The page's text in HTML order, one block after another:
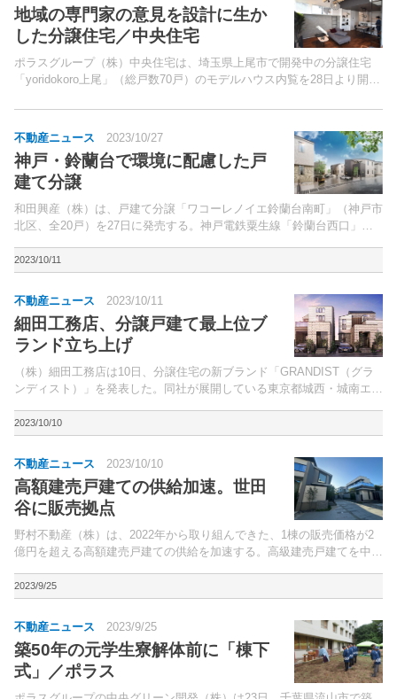
地域の専門家の意見を設計に生か
した分譲住宅／中央住宅
ポラスグループ（株）中央住宅は、埼玉県上尾市で開発中の分譲住宅
「yoridokoro上尾」（総戸数70戸）のモデルハウス内覧を28日より開始
駅より徒歩17分。
不動産ニュース 2023/10/27
神戸・鈴蘭台で環境に配慮した戸
建て分譲
和田興産（株）は、戸建て分譲「ワコーレノイエ鈴蘭台南町」（神戸市
北区、全20戸）を27日に発売する。神戸電鉄粟生線「鈴蘭台西口」駅
2023/10/11
不動産ニュース 2023/10/11
細田工務店、分譲戸建て最上位ブ
ランド立ち上げ
（株）細田工務店は10日、分譲住宅の新ブランド「GRANDIST（グラ
ンディスト）」を発表した。同社が展開している東京都城西・城南エリ
極展開していくという。
2023/10/10
不動産ニュース 2023/10/10
高額建売戸建ての供給加速。世田
谷に販売拠点
野村不動産（株）は、2022年から取り組んできた、1棟の販売価格が2
億円を超える高額建売戸建ての供給を加速する。高級建売戸建てを中心
2023/9/25
不動産ニュース 2023/9/25
築50年の元学生寮解体前に「棟下
式」／ポラス